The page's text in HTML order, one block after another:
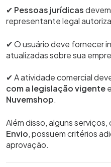
✔ Pessoas jurídicas
representante legal
✔ O usuário deve fornecer
atualizadas sobre sua
✔ A atividade comercial
com a legislação vigente
Nuvemshop.
Além disso, alguns serviços,
Envio, possuem critérios
aprovação.